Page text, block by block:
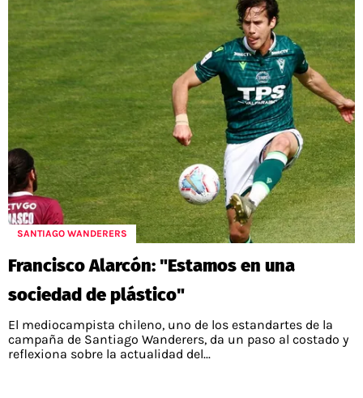
SANTIAGO WANDERERS
Francisco Alarcón: "Estamos en una
sociedad de plástico"
El mediocampista chileno, uno de los estandartes de la
campaña de Santiago Wanderers, da un paso al costado y
reflexiona sobre la actualidad del...